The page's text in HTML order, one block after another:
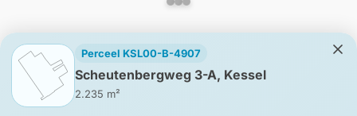
Perceel KSL00-B-4907
Scheutenbergweg 3-A, Kessel
2.235 m²